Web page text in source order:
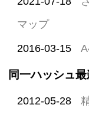
マップ
2016-03-15
同一ハッシュ
2012-05-28